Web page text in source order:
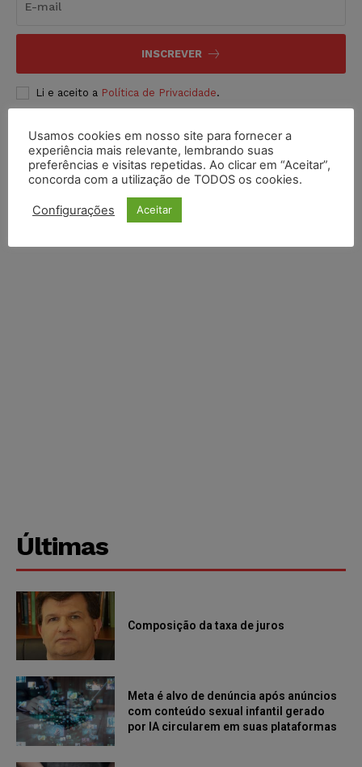
INSCREVER
Li e aceito a Política de Privacidade.
Últimas
Composição da taxa de juros
Meta é alvo de denúncia após anúncios
com conteúdo sexual infantil gerado
por IA circularem em suas plataformas
Usamos cookies em nosso site para fornecer a
experiência mais relevante, lembrando suas
preferências e visitas repetidas. Ao clicar em “Aceitar”,
concorda com a utilização de TODOS os cookies.
Configurações Aceitar